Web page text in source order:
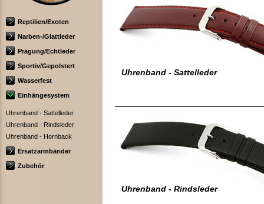
Reptilien/Exoten
Narben-/Glattleder
Prägung/Echtleder
Sportiv/Gepolstert
Wasserfest
Einhängesystem
Uhrenband - Sattelleder
Uhrenband - Rindsleder
Uhrenband - Hornback
Ersatzarmbänder
Zubehör
Uhrenband - Sattelleder
Uhrenband - Rindsleder